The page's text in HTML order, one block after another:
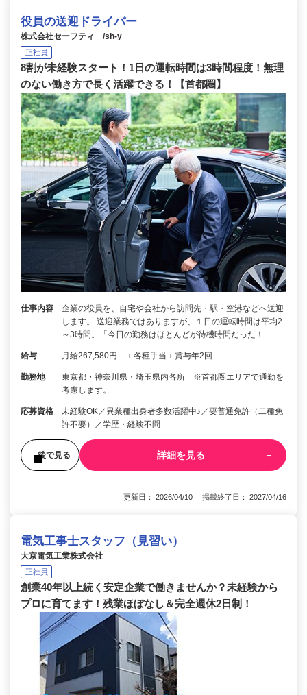
役員の送迎ドライバー
株式会社セーフティ /sh-y
正社員
8割が未経験スタート！1日の運転時間は3時間程度！無理
のない働き方で長く活躍できる！【首都圏】
仕事内容
企業の役員を、自宅や会社から訪問先・駅・空港などへ送迎
します。 送迎業務ではありますが、１日の運転時間は平均2
～3時間。「今日の勤務はほとんどが待機時間だった！…
給与 月給267,580円 ＋各種手当＋賞与年2回
勤務地
東京都・神奈川県・埼玉県内各所 ※首都圏エリアで通勤を
考慮します。
応募資格
未経験OK／異業種出身者多数活躍中♪／要普通免許（二種免
許不要）／学歴・経験不問
後で見る 詳細を見る
更新日： 2026/04/10 掲載終了日： 2027/04/16
電気工事士スタッフ（見習い）
大京電気工業株式会社
正社員
創業40年以上続く安定企業で働きませんか？未経験から
プロに育てます！残業ほぼなし＆完全週休2日制！